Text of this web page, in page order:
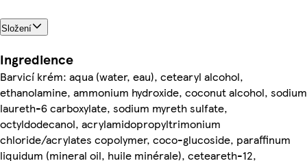
Složení
Ingredience
Barvicí krém: aqua (water, eau), cetearyl alcohol,
ethanolamine, ammonium hydroxide, coconut alcohol, sodium
laureth-6 carboxylate, sodium myreth sulfate,
octyldodecanol, acrylamidopropyltrimonium
chloride/acrylates copolymer, coco-glucoside, paraffinum
liquidum (mineral oil, huile minérale), ceteareth-12,